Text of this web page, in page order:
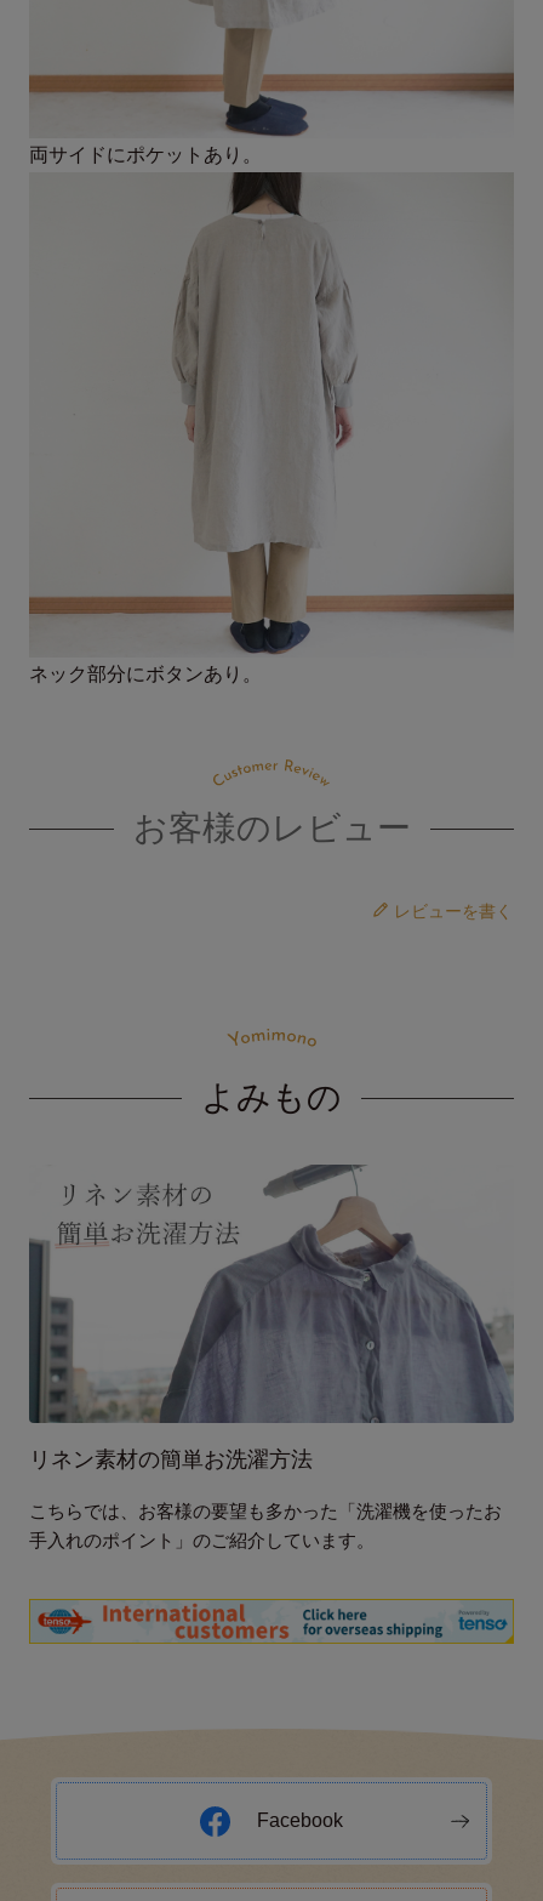
両サイドにポケットあり。
ネック部分にボタンあり。
お客様のレビュー
レビューを書く
よみもの
リネン素材の簡単お洗濯方法
こちらでは、お客様の要望も多かった「洗濯機を使ったお
手入れのポイント」のご紹介しています。
Facebook